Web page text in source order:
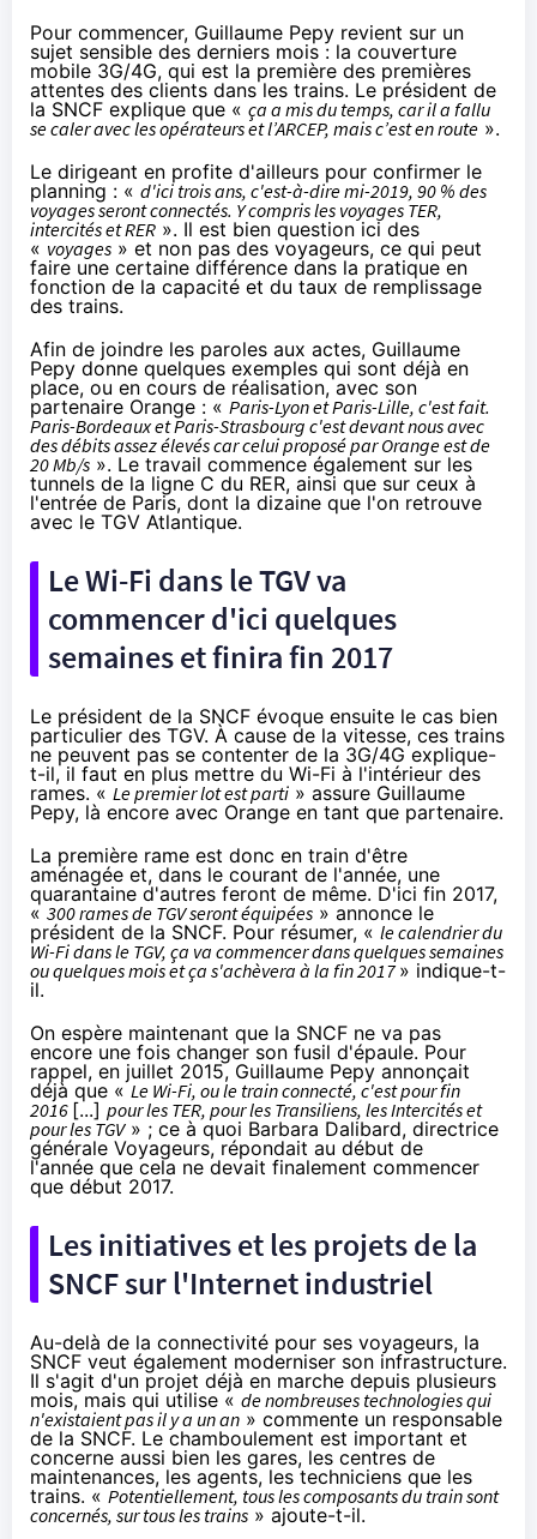
Pour commencer, Guillaume Pepy revient sur un
sujet sensible des derniers mois : la couverture
mobile 3G/4G, qui est la première des premières
attentes des clients dans les trains. Le président de
la SNCF explique que « ça a mis du temps, car il a fallu
se caler avec les opérateurs et l’ARCEP, mais c’est en route ».
Le dirigeant en profite d'ailleurs pour confirmer le
planning : « d'ici trois ans, c'est-à-dire mi-2019, 90 % des
voyages seront connectés. Y compris les voyages TER,
intercités et RER ». Il est bien question ici des
« voyages » et non pas des voyageurs, ce qui peut
faire une certaine différence dans la pratique en
fonction de la capacité et du taux de remplissage
des trains.
Afin de joindre les paroles aux actes, Guillaume
Pepy donne quelques exemples qui sont déjà en
place, ou en cours de réalisation, avec son
partenaire Orange : « Paris-Lyon et Paris-Lille, c'est fait.
Paris-Bordeaux et Paris-Strasbourg c'est devant nous avec
des débits assez élevés car celui proposé parOrangeest de
20 Mb/s ». Le travail commence également sur les
tunnels de la ligne C du RER, ainsi que sur ceux à
l'entrée de Paris, dont la dizaine que l'on retrouve
avec le TGV Atlantique.
Le Wi-Fi dans le TGV va
commencer d'ici quelques
semaines et finira fin 2017
Le président de la SNCF évoque ensuite le cas bien
particulier des TGV. À cause de la vitesse, ces trains
ne peuvent pas se contenter de la 3G/4Gexplique-
t-il, il faut en plus mettre du Wi-Fi à l'intérieur des
rames. « Le premier lot est parti » assure Guillaume
Pepy, là encore avec Orange en tant que partenaire.
La première rame est donc en train d'être
aménagée et, dans le courant de l'année, une
quarantaine d'autres feront de même. D'ici fin 2017,
« 300 rames de TGV seront équipées » annonce le
président de la SNCF. Pour résumer, « le calendrier du
Wi-Fi dans le TGV, ça va commencer dans quelques semaines
ou quelques mois et ça s'achèvera à la fin 2017» indique-t-
il.
On espère maintenant que la SNCF ne va pas
encore une fois changer son fusil d'épaule. Pour
rappel, en juillet 2015, Guillaume Pepy annonçait
déjà que «Le Wi-Fi, ou le train connecté, c'est pour fin
2016 [...] pour les TER, pour les Transiliens, les Intercités et
pour les TGV» ; ce à quoi Barbara Dalibard, directrice
générale Voyageurs, répondait au début de
l'année que cela ne devait finalement commencer
que début 2017.
Les initiatives et les projets de la
SNCF sur l'Internet industriel
Au-delà de la connectivité pour ses voyageurs, la
SNCF veut également moderniser son infrastructure.
Il s'agit d'un projet déjà en marche depuis plusieurs
mois, mais qui utilise « de nombreuses technologies qui
n'existaient pas il y a un an » commente un responsable
de la SNCF. Le chamboulement est important et
concerne aussi bien les gares, les centres de
maintenances, les agents, les techniciens que les
trains. « Potentiellement, tous les composants du train sont
concernés, sur tous les trains » ajoute-t-il.